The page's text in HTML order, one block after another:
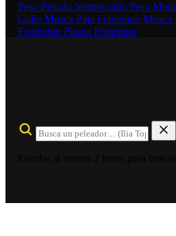
Peso Pesado Semipesado Peso
Gallo Mosca Paja Femenino Mosca
Femenino Pluma Femenino